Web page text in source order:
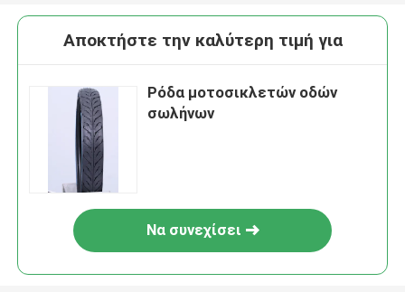
Αποκτήστε την καλύτερη τιμή για
Ρόδα μοτοσικλετών οδών
σωλήνων
Να συνεχίσει